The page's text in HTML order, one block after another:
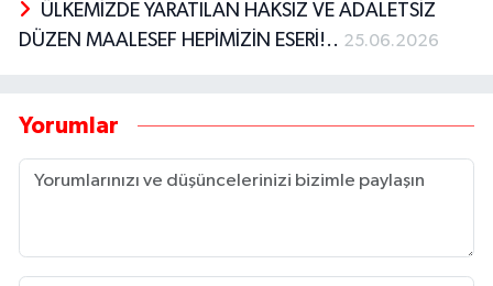
ÜLKEMİZDE YARATILAN HAKSIZ VE ADALETSİZ
DÜZEN MAALESEF HEPİMİZİN ESERİ!.. 25.06.2026
Yorumlar